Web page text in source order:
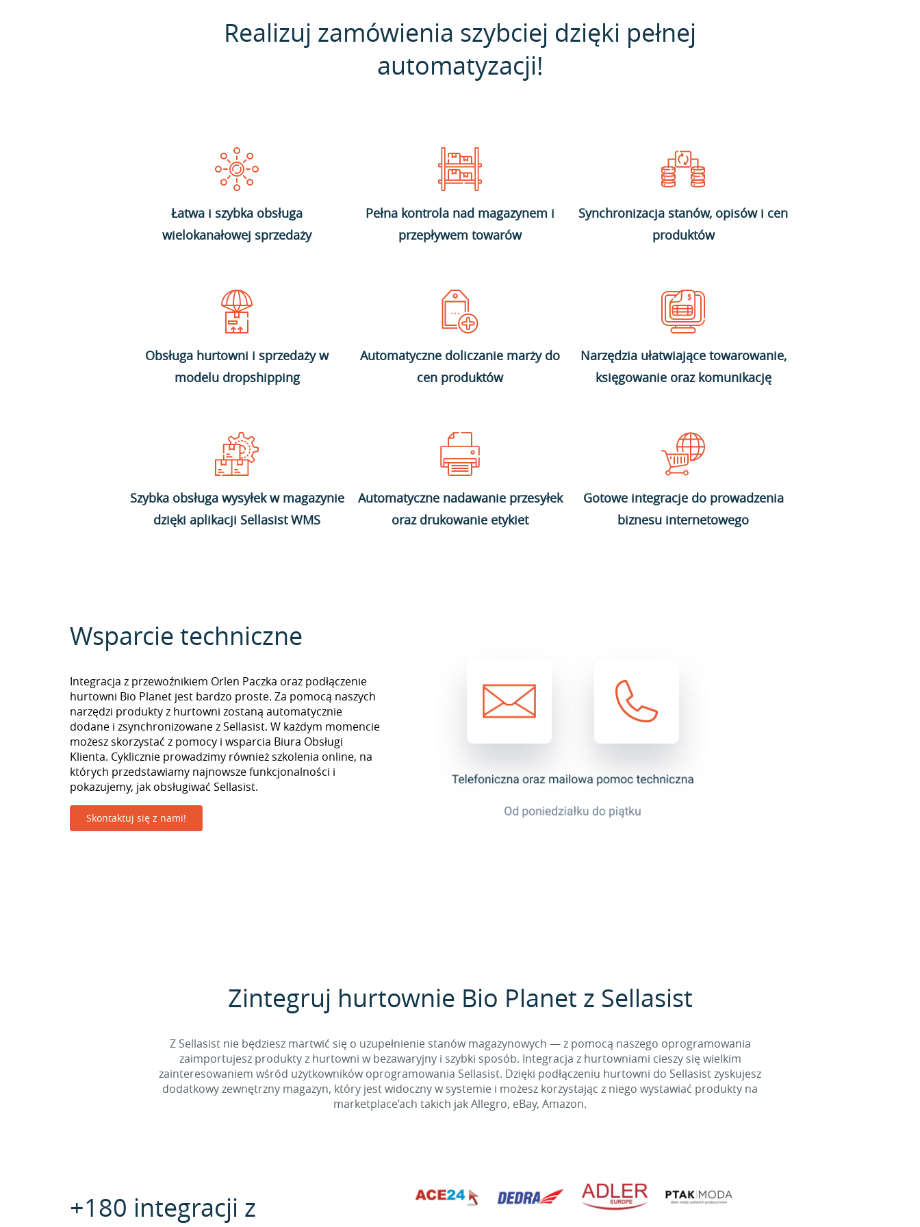
Realizuj zamówienia szybciej dzięki pełnej
automatyzacji!
Łatwa i szybka obsługa
wielokanałowej sprzedaży
Pełna kontrola nad magazynem i
przepływem towarów
Synchronizacja stanów, opisów i cen
produktów
Obsługa hurtowni i sprzedaży w
modelu dropshipping
Automatyczne doliczanie marży do
cen produktów
Narzędzia ułatwiające towarowanie,
księgowanie oraz komunikację
Szybka obsługa wysyłek w magazynie
dzięki aplikacji Sellasist WMS
Automatyczne nadawanie przesyłek
oraz drukowanie etykiet
Gotowe integracje do prowadzenia
biznesu internetowego
Wsparcie techniczne
Integracja z przewoźnikiem Orlen Paczka oraz podłączenie
hurtowni Bio Planet jest bardzo proste. Za pomocą naszych
narzędzi produkty z hurtowni zostaną automatycznie
dodane i zsynchronizowane z Sellasist. W każdym momencie
możesz skorzystać z pomocy i wsparcia Biura Obsługi
Klienta. Cyklicznie prowadzimy również szkolenia online, na
których przedstawiamy najnowsze funkcjonalności i
pokazujemy, jak obsługiwać Sellasist.
Skontaktuj się z nami!
Zintegruj hurtownie Bio Planet z Sellasist
Z Sellasist nie będziesz martwić się o uzupełnienie stanów magazynowych — z pomocą naszego oprogramowania
zaimportujesz produkty z hurtowni w bezawaryjny i szybki sposób. Integracja z hurtowniami cieszy się wielkim
zainteresowaniem wśród użytkowników oprogramowania Sellasist. Dzięki podłączeniu hurtowni do Sellasist zyskujesz
dodatkowy zewnętrzny magazyn, który jest widoczny w systemie i możesz korzystając z niego wystawiać produkty na
marketplace’ach takich jak Allegro, eBay, Amazon.
+180 integracji z